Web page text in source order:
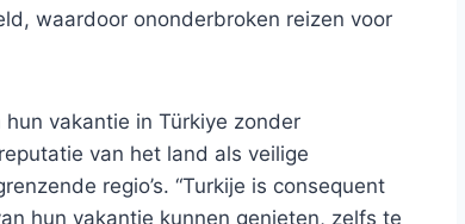
waardoor ononderbroken reizen voor
vakantie in Türkiye zonder
van het land als veilige
regio’s. “Turkije is consequent
hun vakantie kunnen genieten, zelfs te